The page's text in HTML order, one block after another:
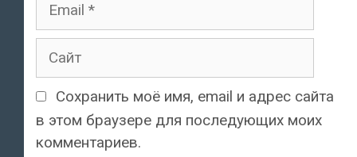
Сайт
Сохранить моё имя, email и адрес сайта
в этом браузере для последующих моих
комментариев.